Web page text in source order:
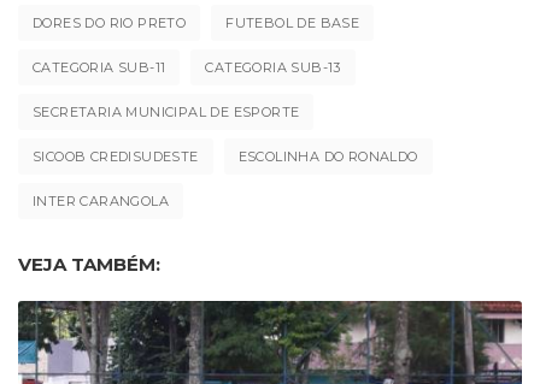
DORES DO RIO PRETO FUTEBOL DE BASE
CATEGORIA SUB-11 CATEGORIA SUB-13
SECRETARIA MUNICIPAL DE ESPORTE
SICOOB CREDISUDESTE ESCOLINHA DO RONALDO
INTER CARANGOLA
VEJA TAMBÉM: